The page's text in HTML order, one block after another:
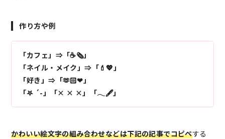
作り方や例
「カフェ」⇒「☕️🗞」
「ネイル・メイク」⇒「💄💖」
「好き」⇒「🫶🏻❤︎」
「𖤐 ´-」「× × ×」「𓂃🖋」
かわいい絵文字の組み合わせなどは下記の記事でコピペする